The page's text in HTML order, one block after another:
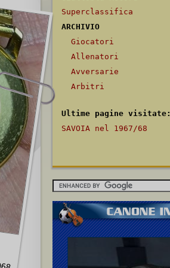
Superclassifica
ARCHIVIO
Giocatori
Allenatori
Avversarie
Arbitri
Ultime pagine visitate:
SAVOIA nel 1967/68